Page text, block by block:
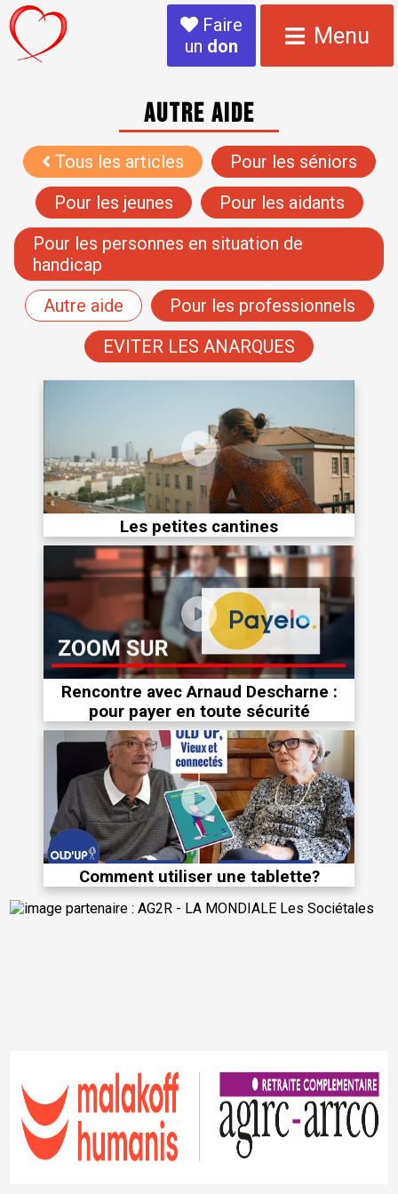
Faire
un don Menu
Autre aide
Tous les articles
Pour les séniors
Pour les jeunes
Pour les aidants
Pour les personnes en situation de
handicap
Autre aide
Pour les professionnels
EVITER LES ANARQUES
Les petites cantines
Rencontre avec Arnaud Descharne :
pour payer en toute sécurité
Comment utiliser une tablette?